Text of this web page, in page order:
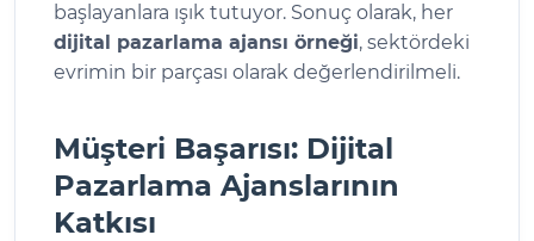
başlayanlara ışık tutuyor. Sonuç olarak, her
dijital pazarlama ajansı örneği, sektördeki
evrimin bir parçası olarak değerlendirilmeli.
Müşteri Başarısı: Dijital
Pazarlama Ajanslarının
Katkısı